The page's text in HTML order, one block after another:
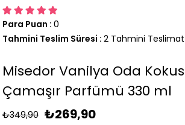
Para Puan : 0
Tahmini Teslim Süresi : 2 Tahmini
Misedor Vanilya Oda
Çamaşır Parfümü 330 ml
₺349,90 ₺269,90